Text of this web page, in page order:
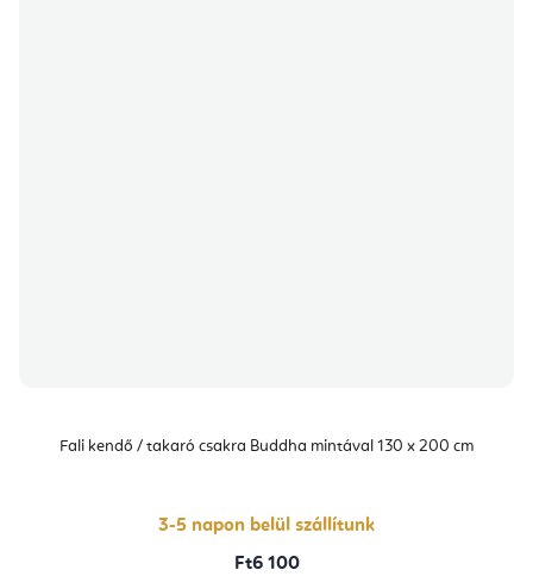
Fali kendő / takaró csakra Buddha mintával 130 x 200 cm
3-5 napon belül szállítunk
Ft6 100